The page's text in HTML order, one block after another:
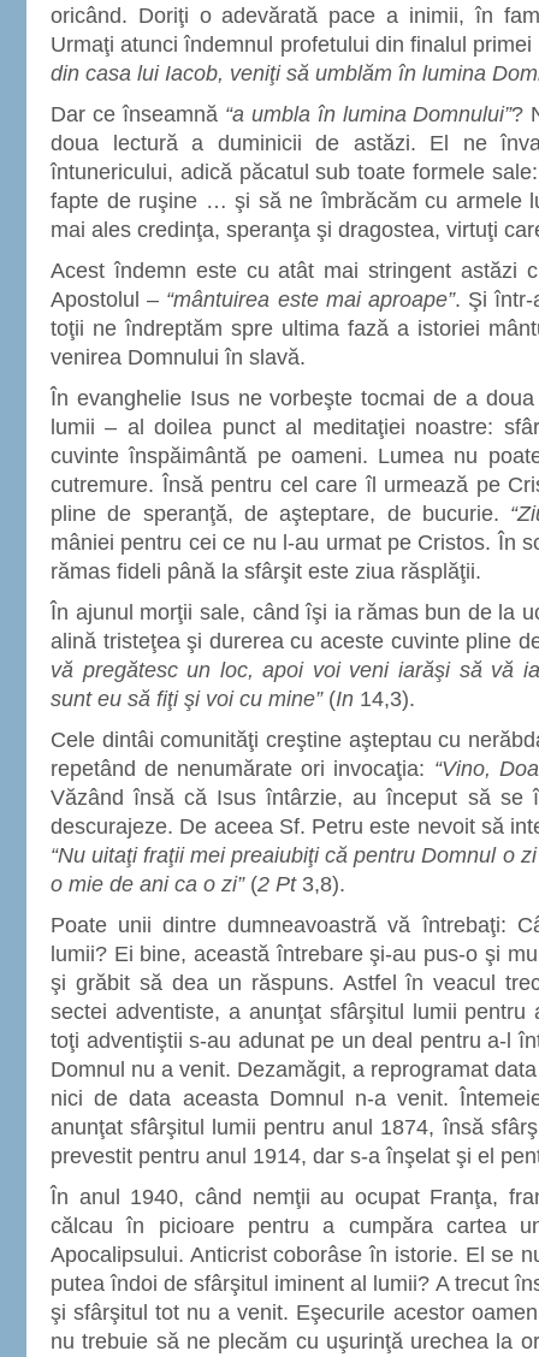
oricând. Doriţi o adevărată pace a inimii, în
Urmaţi atunci îndemnul profetului din finalul
din casa lui Iacob, veniţi să umblăm în lumina
Dar ce înseamnă “a umbla în lumina Domnului”?
doua lectură a duminicii de astăzi. El ne
întunericului, adică păcatul sub toate formele
fapte de ruşine … şi să ne îmbrăcăm cu armele
mai ales credinţa, speranţa şi dragostea, virtuţi
Acest îndemn este cu atât mai stringent astăzi
Apostolul – “mântuirea este mai aproape”. Şi într-
toţii ne îndreptăm spre ultima fază a istoriei
venirea Domnului în slavă.
În evanghelie Isus ne vorbeşte tocmai de a
lumii – al doilea punct al meditaţiei noastre:
cuvinte înspăimântă pe oameni. Lumea nu
cutremure. Însă pentru cel care îl urmează pe
pline de speranţă, de aşteptare, de bucurie.
mâniei pentru cei ce nu l-au urmat pe Cristos. În
rămas fideli până la sfârşit este ziua răsplăţii.
În ajunul morţii sale, când îşi ia rămas bun de la
alină tristeţea şi durerea cu aceste cuvinte pline
vă pregătesc un loc, apoi voi veni iarăşi să vă
sunt eu să fiţi şi voi cu mine”(In 14,3).
Cele dintâi comunităţi creştine aşteptau cu
repetând de nenumărate ori invocaţia: “Vino,
Văzând însă că Isus întârzie, au început să se
descurajeze. De aceea Sf. Petru este nevoit să
“Nu uitaţi fraţii mei preaiubiţi că pentru Domnul o
o mie de ani ca o zi”(2 Pt3,8).
Poate unii dintre dumneavoastră vă întrebaţi:
lumii? Ei bine, această întrebare şi-au pus-o şi
şi grăbit să dea un răspuns. Astfel în veacul
sectei adventiste, a anunţat sfârşitul lumii pentru
toţi adventiştii s-au adunat pe un deal pentru a-l
Domnul nu a venit. Dezamăgit, a reprogramat
nici de data aceasta Domnul n-a venit.
anunţat sfârşitul lumii pentru anul 1874, însă
prevestit pentru anul 1914, dar s-a înşelat şi el
În anul 1940, când nemţii au ocupat Franţa,
călcau în picioare pentru a cumpăra cartea
Apocalipsului. Anticrist coborâse în istorie. El se
putea îndoi de sfârşitul iminent al lumii? A trecut
şi sfârşitul tot nu a venit. Eşecurile acestor
nu trebuie să ne plecăm cu uşurinţă urechea la